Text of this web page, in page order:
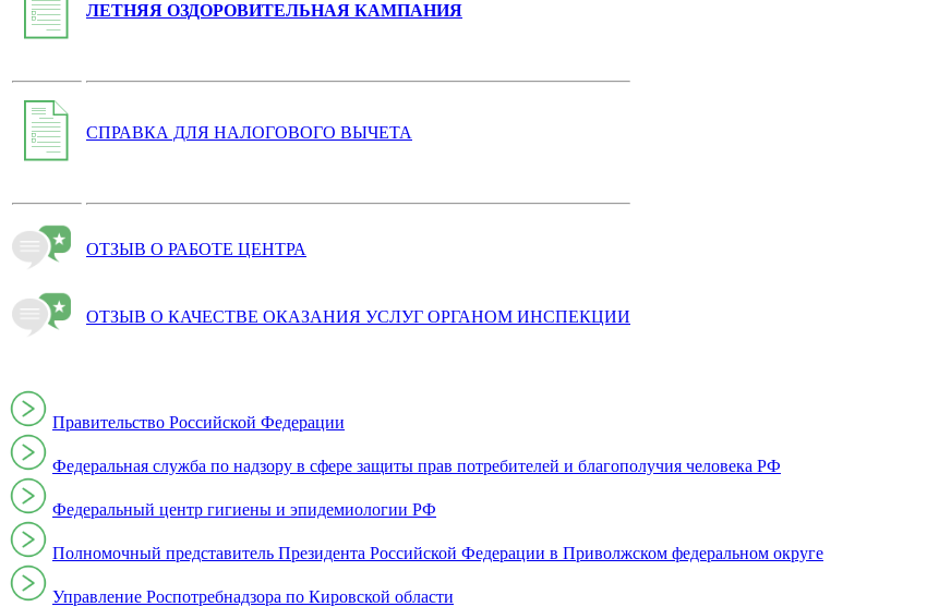
ЛЕТНЯЯ ОЗДОРОВИТЕЛЬНАЯ КАМПАНИЯ
СПРАВКА ДЛЯ НАЛОГОВОГО ВЫЧЕТА
ОТЗЫВ О РАБОТЕ ЦЕНТРА
ОТЗЫВ О КАЧЕСТВЕ ОКАЗАНИЯ УСЛУГ ОРГАНОМ ИНСПЕКЦИИ
Правительство Российской Федерации
Федеральная служба по надзору в сфере защиты прав потребителей и благополучия человека РФ
Федеральный центр гигиены и эпидемиологии РФ
Полномочный представитель Президента Российской Федерации в Приволжском федеральном округе
Управление Роспотребнадзора по Кировской области